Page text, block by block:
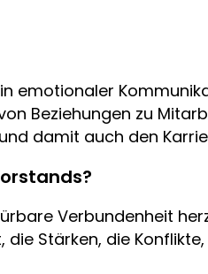
emotionaler
Beziehungen zu
damit auch den
Verbundenheit
Stärken, die